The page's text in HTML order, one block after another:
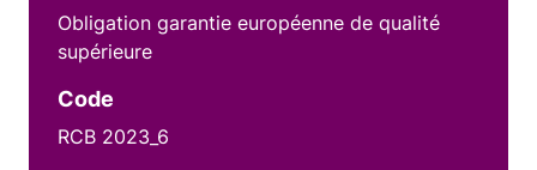
Obligation garantie européenne de qualité
supérieure
Code
RCB 2023_6